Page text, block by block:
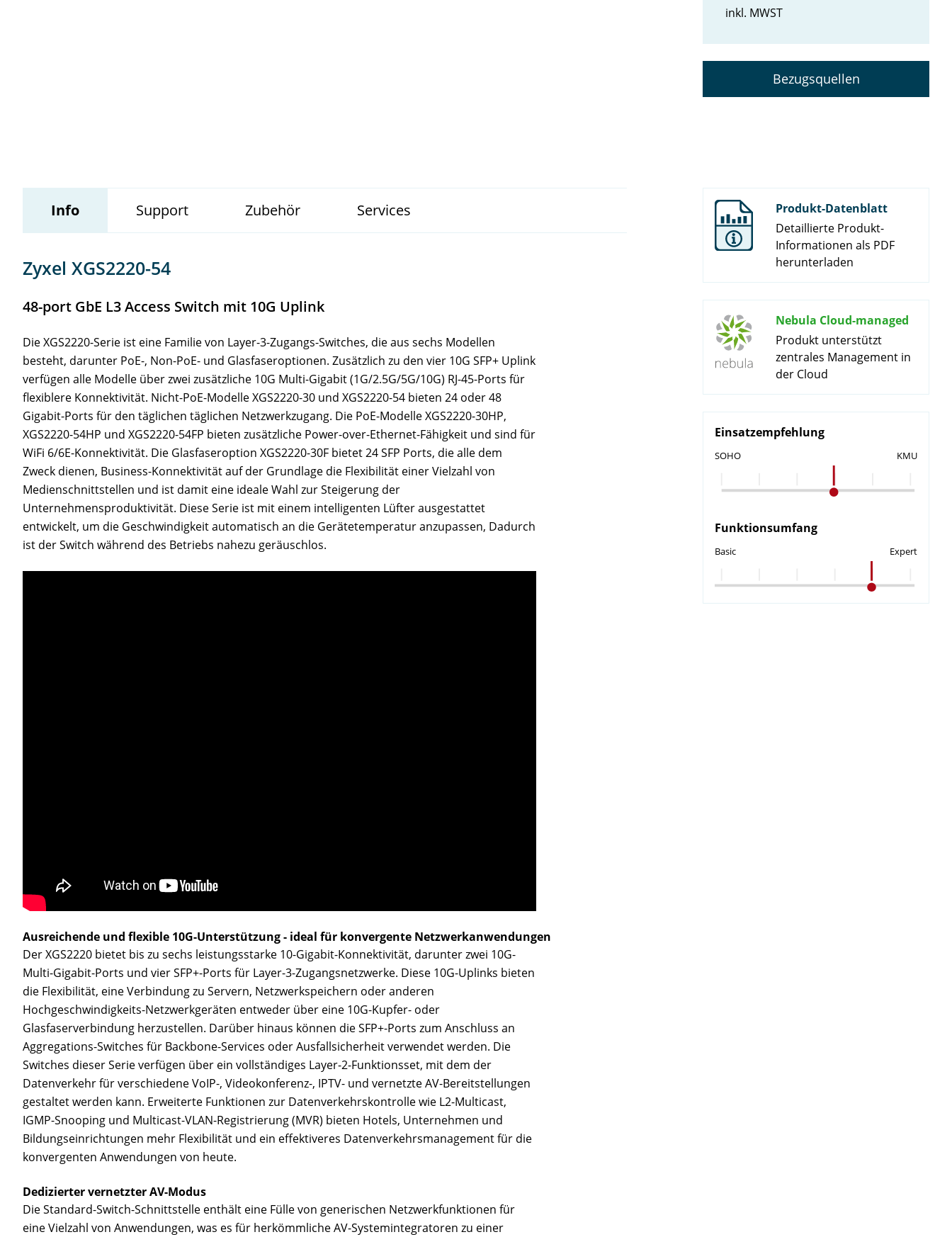
inkl. MWST
Bezugsquellen
Info Support Zubehör Services
Zyxel XGS2220-54
48-port GbE L3 Access Switch mit 10G Uplink
Die XGS2220-Serie ist eine Familie von Layer-3-Zugangs-Switches, die aus sechs Modellen
besteht, darunter PoE-, Non-PoE- und Glasfaseroptionen. Zusätzlich zu den vier 10G SFP+ Uplink
verfügen alle Modelle über zwei zusätzliche 10G Multi-Gigabit (1G/2.5G/5G/10G) RJ-45-Ports für
flexiblere Konnektivität. Nicht-PoE-Modelle XGS2220-30 und XGS2220-54 bieten 24 oder 48
Gigabit-Ports für den täglichen täglichen Netzwerkzugang. Die PoE-Modelle XGS2220-30HP,
XGS2220-54HP und XGS2220-54FP bieten zusätzliche Power-over-Ethernet-Fähigkeit und sind für
WiFi 6/6E-Konnektivität. Die Glasfaseroption XGS2220-30F bietet 24 SFP Ports, die alle dem
Zweck dienen, Business-Konnektivität auf der Grundlage die Flexibilität einer Vielzahl von
Medienschnittstellen und ist damit eine ideale Wahl zur Steigerung der
Unternehmensproduktivität. Diese Serie ist mit einem intelligenten Lüfter ausgestattet
entwickelt, um die Geschwindigkeit automatisch an die Gerätetemperatur anzupassen, Dadurch
ist der Switch während des Betriebs nahezu geräuschlos.
Ausreichende und flexible 10G-Unterstützung - ideal für konvergente Netzwerkanwendungen
Der XGS2220 bietet bis zu sechs leistungsstarke 10-Gigabit-Konnektivität, darunter zwei 10G-
Multi-Gigabit-Ports und vier SFP+-Ports für Layer-3-Zugangsnetzwerke. Diese 10G-Uplinks bieten
die Flexibilität, eine Verbindung zu Servern, Netzwerkspeichern oder anderen
Hochgeschwindigkeits-Netzwerkgeräten entweder über eine 10G-Kupfer- oder
Glasfaserverbindung herzustellen. Darüber hinaus können die SFP+-Ports zum Anschluss an
Aggregations-Switches für Backbone-Services oder Ausfallsicherheit verwendet werden. Die
Switches dieser Serie verfügen über ein vollständiges Layer-2-Funktionsset, mit dem der
Datenverkehr für verschiedene VoIP-, Videokonferenz-, IPTV- und vernetzte AV-Bereitstellungen
gestaltet werden kann. Erweiterte Funktionen zur Datenverkehrskontrolle wie L2-Multicast,
IGMP-Snooping und Multicast-VLAN-Registrierung (MVR) bieten Hotels, Unternehmen und
Bildungseinrichtungen mehr Flexibilität und ein effektiveres Datenverkehrsmanagement für die
konvergenten Anwendungen von heute.
Dedizierter vernetzter AV-Modus
Die Standard-Switch-Schnittstelle enthält eine Fülle von generischen Netzwerkfunktionen für
eine Vielzahl von Anwendungen, was es für herkömmliche AV-Systemintegratoren zu einer
Produkt-Datenblatt
Detaillierte Produkt-
Informationen als PDF
herunterladen
Nebula Cloud-managed
Produkt unterstützt
zentrales Management in
der Cloud
Einsatzempfehlung
SOHO KMU
Funktionsumfang
Basic Expert